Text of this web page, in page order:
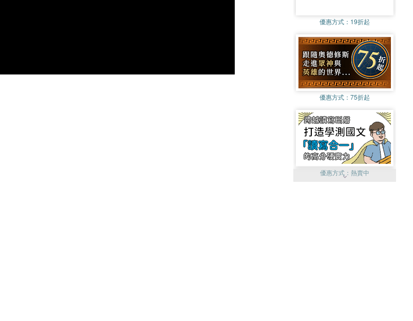
優惠方式： 19折起
優惠方式： 75折起
優惠方式： 熱賣中